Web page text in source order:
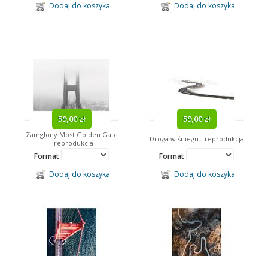
Dodaj do koszyka Dodaj do koszyka
59,00 zł
Zamglony Most Golden Gate
- reprodukcja
Format
Dodaj do koszyka
59,00 zł
Droga w śniegu - reprodukcja
Format
Dodaj do koszyka